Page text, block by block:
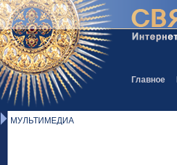
Главное
МУЛЬТИМЕДИА